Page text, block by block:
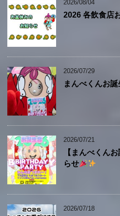
2026/08/04
2026 各飲食店
2026/07/29
まんべくんお誕
2026/07/21
【まんべくん
らせ
2026/07/18